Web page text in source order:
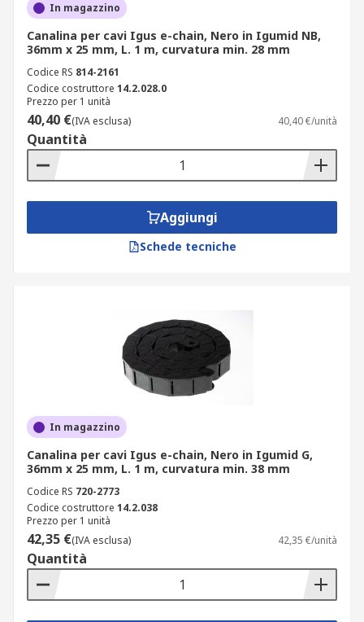
In magazzino
Canalina per cavi Igus e-chain, Nero in Igumid NB,
36mm x 25 mm, L. 1 m, curvatura min. 28 mm
Codice RS 814-2161
Codice costruttore 14.2.028.0
Prezzo per 1 unità
40,40 €(IVA esclusa) 40,40 €/unità
Quantità
Aggiungi
Schede tecniche
In magazzino
Canalina per cavi Igus e-chain, Nero in Igumid G,
36mm x 25 mm, L. 1 m, curvatura min. 38 mm
Codice RS 720-2773
Codice costruttore 14.2.038
Prezzo per 1 unità
42,35 €(IVA esclusa) 42,35 €/unità
Quantità